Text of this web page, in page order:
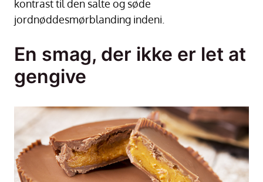
kontrast til den salte og søde
jordnøddesmørblanding indeni.
En smag, der ikke er let at
gengive